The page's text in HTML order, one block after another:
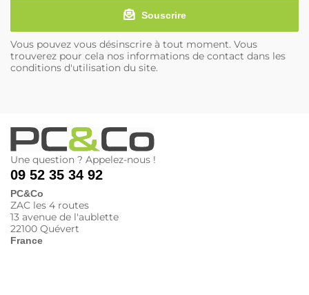
Souscrire
Vous pouvez vous désinscrire à tout moment. Vous
trouverez pour cela nos informations de contact dans les
conditions d'utilisation du site.
Une question ? Appelez-nous !
09 52 35 34 92
PC&Co
ZAC les 4 routes
13 avenue de l'aublette
22100 Quévert
France